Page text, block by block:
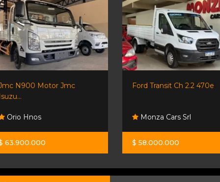
Transit Ch 2.2 470e
Monza Cars Srl
58.000.000
Dfm DuÓlica Cj10 1064
Orio Hnos
$ 56.000.000